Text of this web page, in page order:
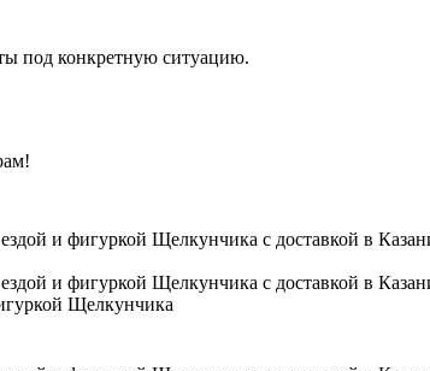
под конкретную ситуацию.
Щелкунчика